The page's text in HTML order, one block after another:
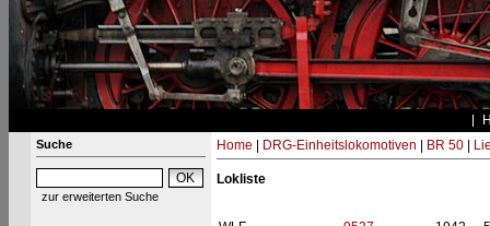
Suche
zur erweiterten Suche
Home DRG-Einheitslokomotiven BR 50|
Lokliste